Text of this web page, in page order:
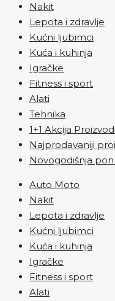
Nakit
Lepota i zdravlje
Kućni ljubimci
Kuća i kuhinja
Igračke
Fitness i sport
Alati
Tehnika
1+1 Akcija Proizvodi
Najprodavaniji
Novogodišnja
Auto Moto
Nakit
Lepota i zdravlje
Kućni ljubimci
Kuća i kuhinja
Igračke
Fitness i sport
Alati